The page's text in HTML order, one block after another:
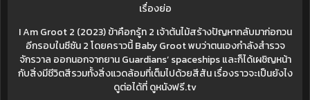
เรื่องย่อ
I Am Groot 2 (2023) ข้าคือกรู้ท 2 เจ้าต้นไม้สร้างปัญหากลับมาก่อกวน
อีกรอบในซีซัน 2 โดยคราวนี้ Baby Groot พบว่าตนเองกำลังสำรวจ
จักรวาล ออกนอกจากยาน Guardians’ spaceships และก็ได้เผชิญหน้า
กับสิ่งมีชีวิตสีรวมทั้งสิ่งแวดล้อมที่เต็มไปด้วยสีสัน เรื่องราวจะเป็นยังไง
ดูต่อได้ที่ ดูหนังฟรี.tv